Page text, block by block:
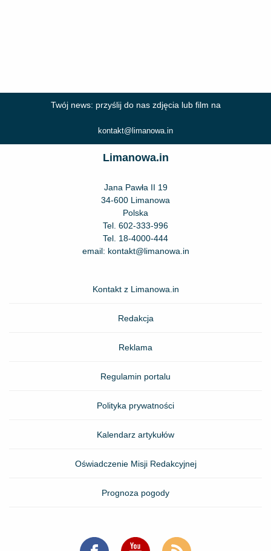
Twój news: przyślij do nas zdjęcia lub film na
kontakt@limanowa.in
Limanowa.in
Jana Pawła II 19
34-600 Limanowa
Polska
Tel. 602-333-996
Tel. 18-4000-444
email: kontakt@limanowa.in
Kontakt z Limanowa.in
Redakcja
Reklama
Regulamin portalu
Polityka prywatności
Kalendarz artykułów
Oświadczenie Misji Redakcyjnej
Prognoza pogody